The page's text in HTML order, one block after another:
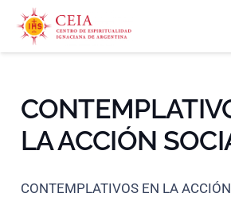
LA ACCIÓN
CONTEMPLATIVOS EN LA